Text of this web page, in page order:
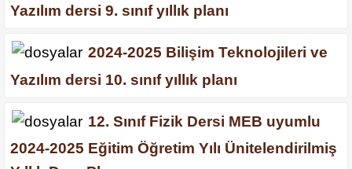
Yazılım dersi 9. sınıf yıllık planı
2024-2025 Bilişim Teknolojileri ve
Yazılım dersi 10. sınıf yıllık planı
12. Sınıf Fizik Dersi MEB uyumlu
2024-2025 Eğitim Öğretim Yılı Ünitelendirilmiş